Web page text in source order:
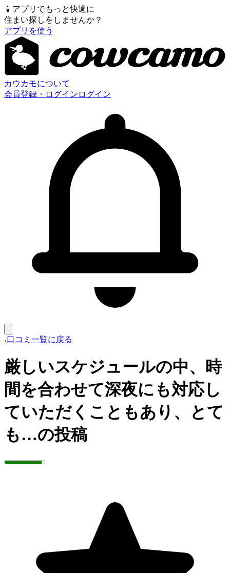
📱 アプリでもっと快適に
住まい探しをしませんか？
アプリを使う
カウカモについて
会員登録・ログイン ログイン
口コミ一覧に戻る
厳しいスケジュールの中、時
間を合わせて深夜にも対応し
ていただくこともあり、とて
も…の投稿